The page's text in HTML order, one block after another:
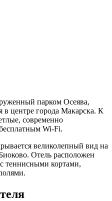
парком Осеява,
в центре города Макарска. К
современно
Wi-Fi.
великолепный вид на
Отель расположен
теннисными кортами,